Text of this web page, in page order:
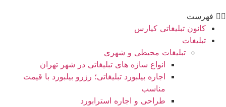
فهرست
کانون تبلیغاتی کیارس
تبلیغات
تبلیغات محیطی و شهری
انواع سازه‌ های تبلیغاتی در شهر تهران
اجاره بیلبورد تبلیغاتی؛ رزرو بیلبورد با قیمت
مناسب
طراحی و اجاره استرابورد